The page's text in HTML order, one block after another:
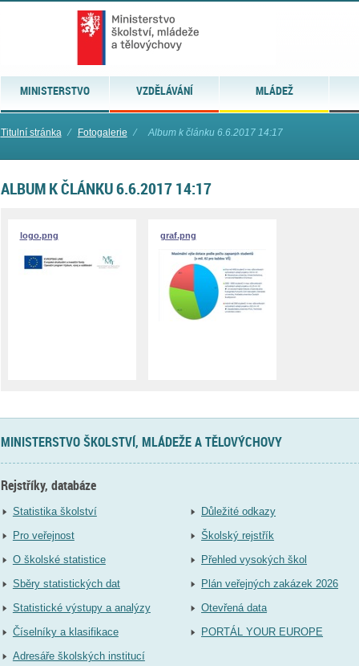
MINISTERSTVO VZDĚLÁVÁNÍ MLÁDEŽ
Titulní stránka ⁄ Fotogalerie ⁄ Album k článku 6.6.2017 14:17
ALBUM K ČLÁNKU 6.6.2017 14:17
logo.png graf.png
MINISTERSTVO ŠKOLSTVÍ, MLÁDEŽE A TĚLOVÝCHOVY
Rejstříky, databáze
Statistika školství
Pro veřejnost
O školské statistice
Sběry statistických dat
Statistické výstupy a analýzy
Číselníky a klasifikace
Adresáře školských institucí
Důležité odkazy
Školský rejstřík
Přehled vysokých škol
Plán veřejných zakázek 2026
Otevřená data
PORTÁL YOUR EUROPE